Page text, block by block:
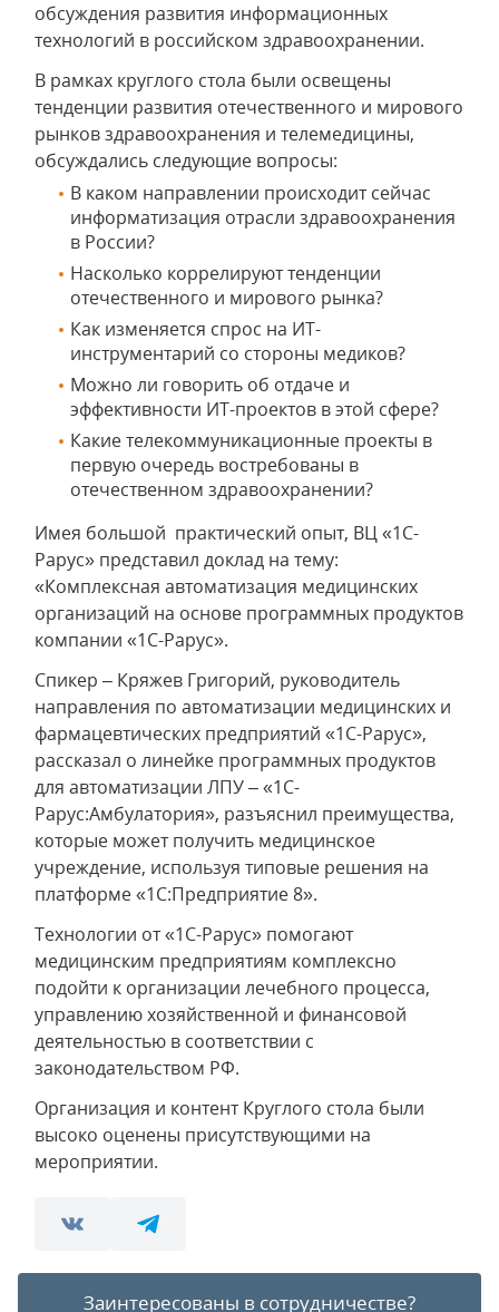
обсуждения развития информационных
технологий в российском здравоохранении.
В рамках круглого стола были освещены
тенденции развития отечественного и мирового
рынков здравоохранения и телемедицины,
обсуждались следующие вопросы:
В каком направлении происходит сейчас
информатизация отрасли здравоохранения
в России?
Насколько коррелируют тенденции
отечественного и мирового рынка?
Как изменяется спрос на ИТ-
инструментарий со стороны медиков?
Можно ли говорить об отдаче и
эффективности ИТ-проектов в этой сфере?
Какие телекоммуникационные проекты в
первую очередь востребованы в
отечественном здравоохранении?
Имея большой практический опыт, ВЦ «1С-
Рарус» представил доклад на тему:
«Комплексная автоматизация медицинских
организаций на основе программных продуктов
компании «1С-Рарус».
Спикер – Кряжев Григорий, руководитель
направления по автоматизации медицинских и
фармацевтических предприятий «1С-Рарус»,
рассказал о линейке программных продуктов
для автоматизации ЛПУ – «1С-
Рарус:Амбулатория», разъяснил преимущества,
которые может получить медицинское
учреждение, используя типовые решения на
платформе «1С:Предприятие 8».
Технологии от «1С-Рарус» помогают
медицинским предприятиям комплексно
подойти к организации лечебного процесса,
управлению хозяйственной и финансовой
деятельностью в соответствии с
законодательством РФ.
Организация и контент Круглого стола были
высоко оценены присутствующими на
мероприятии.
Заинтересованы в сотрудничестве?